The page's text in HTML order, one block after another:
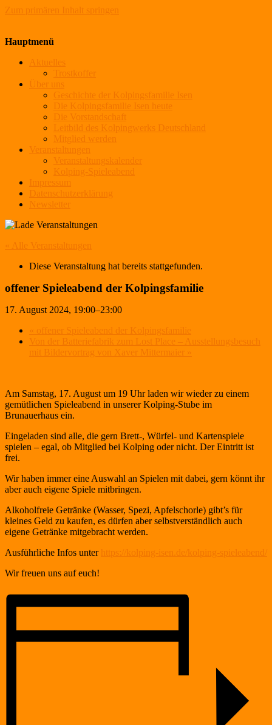
Zum primären Inhalt springen
Hauptmenü
Aktuelles
Trostkoffer
Über uns
Geschichte der Kolpingsfamilie Isen
Die Kolpingsfamilie Isen heute
Die Vorstandschaft
Leitbild des Kolpingwerks Deutschland
Mitglied werden
Veranstaltungen
Veranstaltungskalender
Kolping-Spieleabend
Impressum
Datenschutzerklärung
Newsletter
« Alle Veranstaltungen
Diese Veranstaltung hat bereits stattgefunden.
offener Spieleabend der Kolpingsfamilie
17. August 2024, 19:00–23:00
«
offener Spieleabend der Kolpingsfamilie
Von der Batteriefabrik zum Lost Place – Ausstellungsbesuch
mit Bildervortrag von Xaver Mittermaier
»
Am Samstag, 17. August um 19 Uhr laden wir wieder zu einem
gemütlichen Spieleabend in unserer Kolping-Stube im
Brunauerhaus ein.
Eingeladen sind alle, die gern Brett-, Würfel- und Kartenspiele
spielen – egal, ob Mitglied bei Kolping oder nicht. Der Eintritt ist
frei.
Wir haben immer eine Auswahl an Spielen mit dabei, gern könnt ihr
aber auch eigene Spiele mitbringen.
Alkoholfreie Getränke (Wasser, Spezi, Apfelschorle) gibt’s für
kleines Geld zu kaufen, es dürfen aber selbstverständlich auch
eigene Getränke mitgebracht werden.
Ausführliche Infos unter
https://kolping-isen.de/kolping-spieleabend/
Wir freuen uns auf euch!